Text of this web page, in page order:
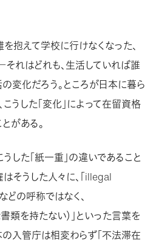
抱えて学校に行けなくなった、
れはどれも、生活していれば誰
変化だろう。ところが日本に暮ら
うした「変化」によって在留資格
がある。
した「紙一重」の違いであること
そうした人々に、「illegal
どの呼称ではなく、
類を持たない）」といった言葉を
入管庁は相変わらず「不法滞在